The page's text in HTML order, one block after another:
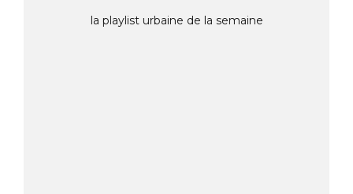
la playlist urbaine de la semaine